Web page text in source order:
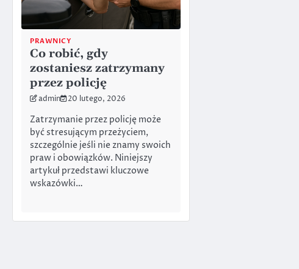
PRAWNICY
Co robić, gdy
zostaniesz zatrzymany
przez policję
admin 20 lutego, 2026
Zatrzymanie przez policję może
być stresującym przeżyciem,
szczególnie jeśli nie znamy swoich
praw i obowiązków. Niniejszy
artykuł przedstawi kluczowe
wskazówki…